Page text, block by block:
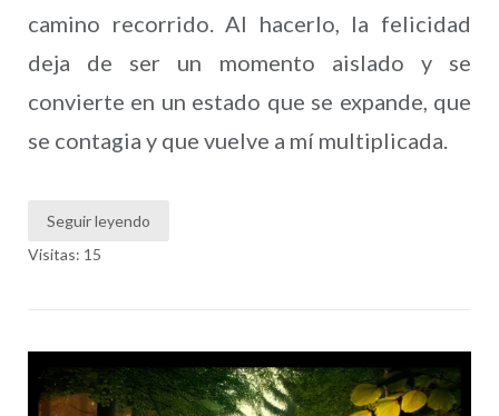
camino recorrido. Al hacerlo, la felicidad
deja de ser un momento aislado y se
convierte en un estado que se expande, que
se contagia y que vuelve a mí multiplicada.
Seguir leyendo
Visitas: 15